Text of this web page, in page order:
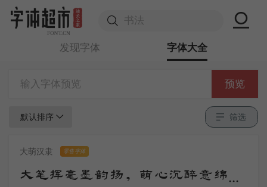
发现字体 字体大全
预览
默认排序 筛选
大萌汉隶 零售字体